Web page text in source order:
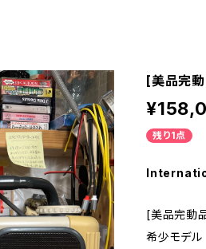
[美品完
残り1点
[美品完動
希少モデル